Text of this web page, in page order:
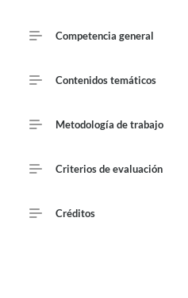
Competencia general
Contenidos temáticos
Metodología de trabajo
Criterios de evaluación
Créditos